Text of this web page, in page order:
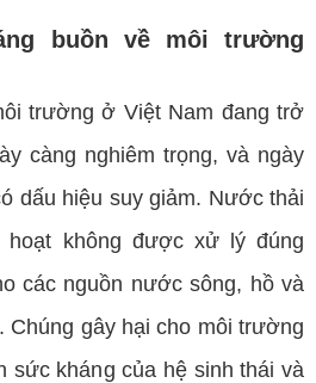
buồn về môi trường
trường ở Việt Nam đang trở
càng nghiêm trọng, và ngày
dấu hiệu suy giảm. Nước thải
hoạt không được xử lý đúng
các nguồn nước sông, hồ và
gây hại cho môi trường
sức kháng của hệ sinh thái và